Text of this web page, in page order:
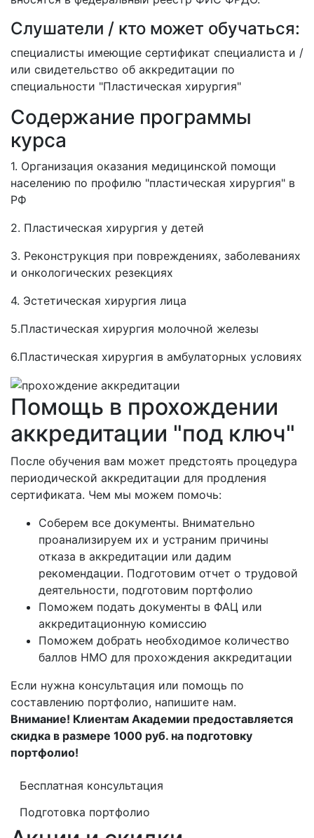
Слушатели / кто может обучаться:
специалисты имеющие сертификат специалиста и /
или свидетельство об аккредитации по
специальности "Пластическая хирургия"
Содержание программы
курса
1. Организация оказания медицинской помощи
населению по профилю "пластическая хирургия" в
РФ
2. Пластическая хирургия у детей
3. Реконструкция при повреждениях, заболеваниях
и онкологических резекциях
4. Эстетическая хирургия лица
5.Пластическая хирургия молочной железы
6.Пластическая хирургия в амбулаторных условиях
Помощь в прохождении
аккредитации "под ключ"
После обучения вам может предстоять процедура
периодической аккредитации для продления
сертификата. Чем мы можем помочь:
Соберем все документы. Внимательно
проанализируем их и устраним причины
отказа в аккредитации или дадим
рекомендации. Подготовим отчет о трудовой
деятельности, подготовим портфолио
Поможем подать документы в ФАЦ или
аккредитационную комиссию
Поможем добрать необходимое количество
баллов НМО для прохождения аккредитации
Если нужна консультация или помощь по
составлению портфолио, напишите нам.
Внимание! Клиентам Академии предоставляется
скидка в размере 1000 руб. на подготовку
портфолио!
Бесплатная консультация
Подготовка портфолио